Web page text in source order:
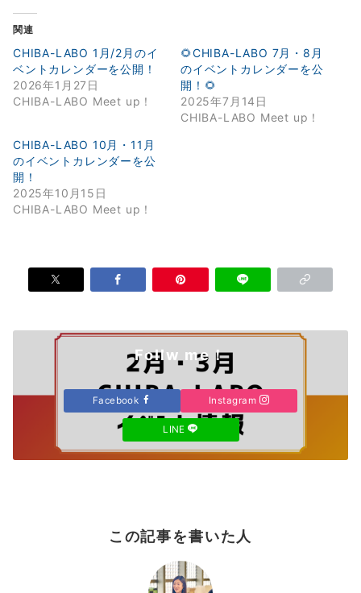
関連
CHIBA-LABO 1月/2月のイ
ベントカレンダーを公開！
2026年1月27日
CHIBA-LABO Meet up！
🌻CHIBA-LABO 7月・8月
のイベントカレンダーを公
開！🌻
2025年7月14日
CHIBA-LABO Meet up！
CHIBA-LABO 10月・11月
のイベントカレンダーを公
開！
2025年10月15日
CHIBA-LABO Meet up！
Follw me！
Facebook Instagram
LINE
この記事を書いた人